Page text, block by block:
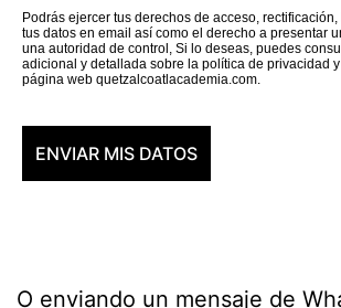
Podrás ejercer tus derechos de acceso,
tus datos en email así como el derecho a presentar
una autoridad de control, Si lo deseas, puedes
adicional y detallada sobre la política de privacidad
página web quetzalcoatlacademia.com.
O enviando un mensaje de